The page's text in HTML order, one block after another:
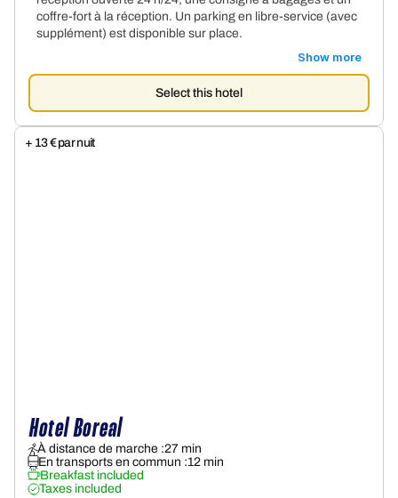
Select this hotel
coffre-fort à la réception. Un parking en libre-service (avec
supplément) est disponible sur place.
Show more
Hotel Boreal
Breakfast included
Taxes included
À distance de marche :27 min
En transports en commun :12 min
+ 13 € par nuit